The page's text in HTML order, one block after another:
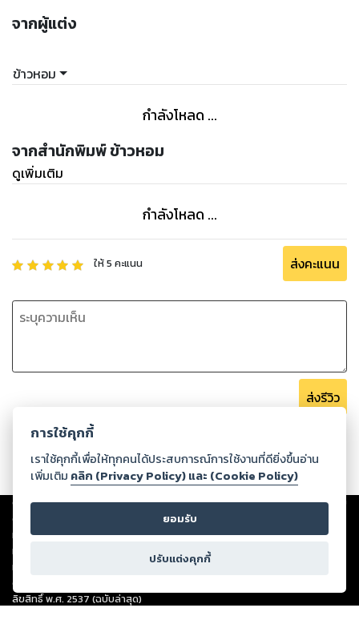
จากผู้แต่ง
ข้าวหอม
กำลังโหลด ...
จากสำนักพิมพ์ ข้าวหอม
ดูเพิ่มเติม
กำลังโหลด ...
ให้5 คะแนน ส่งคะแนน
ส่งรีวิว
Copyright ©2026Storylog Co., Ltd. - สตอรี่ล็อกขอสงวนสิทธิ์ไม่รับผิดชอบ
ต่อผลงานหรือเนื้อหาใดที่อัปโหลดผ่านเว็บไซต์และปรากฏว่าละเมิดสิทธิใน
ทรัพย์สินทางปัญญาของบุคคลอื่นหรือขัดต่อกฎหมายและศีลธรรม ดังนั้น ผู้อ่าน
ทุกท่านโปรดใช้วิจารณญาณในการกลั่นกรองด้วยตนเอง และหากท่านพบว่าส่วน
หนึ่งส่วนใดขัดต่อกฎหมายและศีลธรรม กรุณาแจ้งมายังบริษัท เพื่อทีมงานจะได้
ดำเนินการในทันที ทั้งนี้ ทางสตอรี่ล็อกขอสงวนลิขสิทธิ์ตามพระราชบัญญัติ
ลิขสิทธิ์ พ.ศ. 2537 (ฉบับล่าสุด)
การใช้คุกกี้
เราใช้คุกกี้เพื่อให้ทุกคนได้ประสบการณ์การใช้งานที่ดียิ่งขึ้นอ่าน
เพิ่มเติม คลิก (Privacy Policy) และ (Cookie Policy)
ยอมรับ
ปรับแต่งคุกกี้